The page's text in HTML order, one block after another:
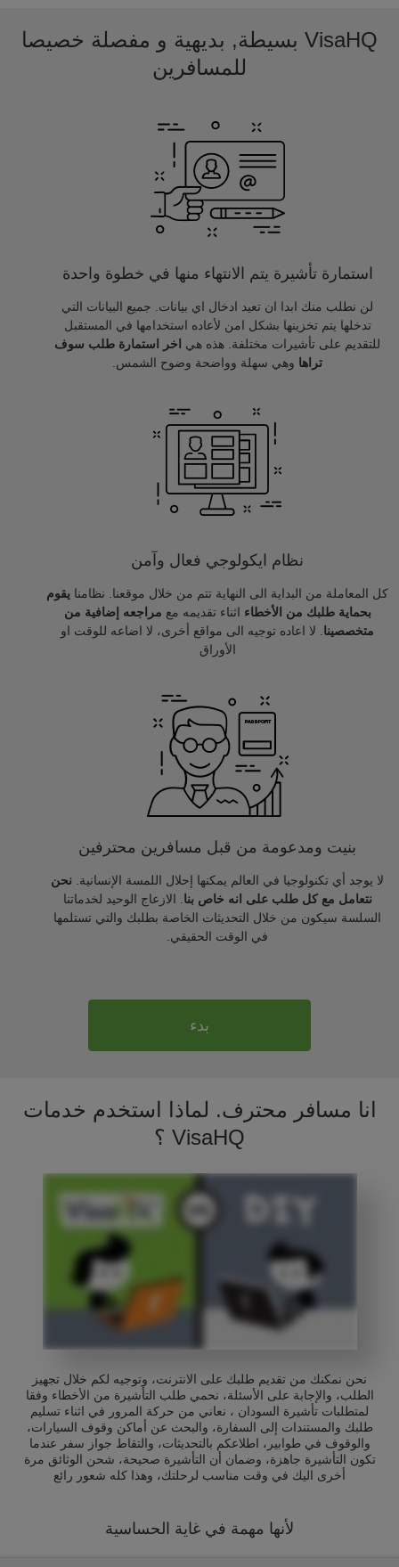
VisaHQ بسيطة, بديهية و مفصلة خصيصا
للمسافرين
استمارة تأشيرة يتم الانتهاء منها في خطوة واحدة
لن نطلب منك ابدا ان تعيد ادخال اي بيانات. جميع البيانات التي
تدخلها يتم تخزينها بشكل امن لأعاده استخدامها في المستقبل
للتقديم على تأشيرات مختلفة. هذه هي
اخر استمارة طلب سوف
تراها وهي سهلة وواضحة وضوح الشمس.
نظام ايكولوجي فعال وآمن
كل المعاملة من البداية الى النهاية تتم من خلال موقعنا. نظامنا يقوم
بحماية طلبك من الأخطاء اثناء تقديمه مع مراجعه إضافية من
متخصصينا . لا اعاده توجيه الى مواقع أخرى، لا اضاعه للوقت او
الأوراق
بنيت ومدعومة من قبل مسافرين محترفين
لا يوجد أي تكنولوجيا في العالم يمكنها إحلال اللمسة الإنسانية. نحن
نتعامل مع كل طلب على انه خاص بنا . الازعاج الوحيد لخدماتنا
السلسة سيكون من خلال التحديثات الخاصة بطلبك والتي تستلمها
في الوقت الحقيقي.
بدء
انا مسافر محترف. لماذا استخدم خدمات
VisaHQ ؟
نحن نمكنك من تقديم طلبك على الانترنت، وتوجيه لكم خلال تجهيز
الطلب، والإجابة على الأسئلة، نحمي طلب التأشيرة من الأخطاء وفقا
لمتطلبات تأشيرة السودان ، نعاني من حركة المرور في اثناء تسليم
طلبك والمستندات إلى السفارة، والبحث عن أماكن وقوف السيارات،
والوقوف في طوابير، اطلاعكم بالتحديثات، والتقاط جواز سفر عندما
تكون التأشيرة جاهزة، وضمان أن التأشيرة صحيحة، شحن الوثائق مرة
أخرى اليك في وقت مناسب لرحلتك، وهذا كله شعور رائع
لأنها مهمة في غاية الحساسية